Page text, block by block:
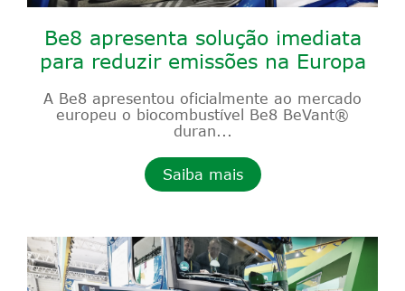
Be8 apresenta solução imediata
para reduzir emissões na Europa
A Be8 apresentou oficialmente ao mercado
europeu o biocombustível Be8 BeVant®
duran...
Saiba mais